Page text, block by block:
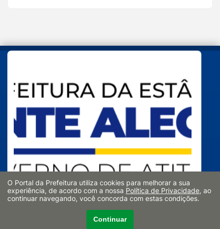
O Portal da Prefeitura utiliza cookies para melhorar a sua
experiência, de acordo com a nossa Política de Privacidade, ao
continuar navegando, você concorda com estas condições.
Continuar